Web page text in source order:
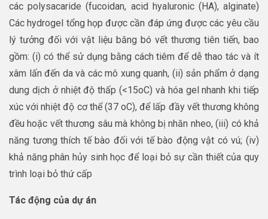
các polysacaride (fucoidan, acid hyaluronic (HA), alginate)
Các hydrogel tổng họp được cần đáp ứng được các yêu cầu
lý tưởng đối với vật liệu băng bó vết thương tiên tiến, bao
gồm: (i) có thể sử dụng bằng cách tiêm để dễ thao tác và ít
xâm lấn đến da và các mô xung quanh, (ii) sản phẩm ở dạng
dung dịch ở nhiệt độ thấp (<15oC) và hóa gel nhanh khi tiếp
xúc với nhiệt độ cơ thể (37 oC), để lấp đầy vết thương không
đều hoặc vết thương sâu mà không bị nhăn nheo, (iii) có khả
năng tương thích tế bào đối với tế bào động vật có vú; (iv)
khả năng phân hủy sinh học để loại bỏ sự cần thiết của quy
trình loại bỏ thứ cấp
Tác động của dự án